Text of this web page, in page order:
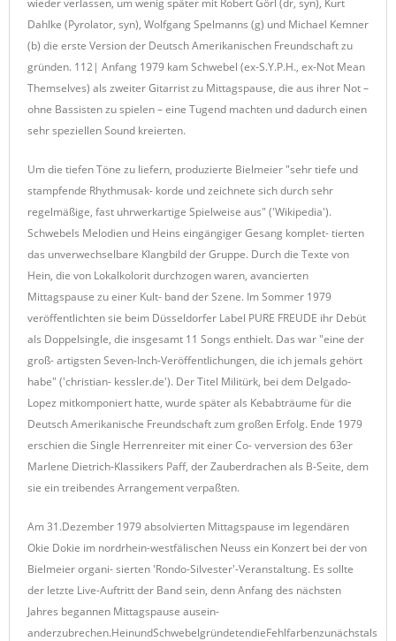
wieder verlassen, um wenig später mit Robert Görl (dr, syn), Kurt
Dahlke (Pyrolator, syn), Wolfgang Spelmanns (g) und Michael Kemner
(b) die erste Version der Deutsch Amerikanischen Freundschaft zu
gründen. 112| Anfang 1979 kam Schwebel (ex-S.Y.P.H., ex-Not Mean
Themselves) als zweiter Gitarrist zu Mittagspause, die aus ihrer Not –
ohne Bassisten zu spielen – eine Tugend machten und dadurch einen
sehr speziellen Sound kreierten.
Um die tiefen Töne zu liefern, produzierte Bielmeier "sehr tiefe und
stampfende Rhythmusak- korde und zeichnete sich durch sehr
regelmäßige, fast uhrwerkartige Spielweise aus" ('Wikipedia').
Schwebels Melodien und Heins eingängiger Gesang komplet- tierten
das unverwechselbare Klangbild der Gruppe. Durch die Texte von
Hein, die von Lokalkolorit durchzogen waren, avancierten
Mittagspause zu einer Kult- band der Szene. Im Sommer 1979
veröffentlichten sie beim Düsseldorfer Label PURE FREUDE ihr Debüt
als Doppelsingle, die insgesamt 11 Songs enthielt. Das war "eine der
groß- artigsten Seven-Inch-Veröffentlichungen, die ich jemals gehört
habe" ('christian- kessler.de'). Der Titel Militürk, bei dem Delgado-
Lopez mitkomponiert hatte, wurde später als Kebabträume für die
Deutsch Amerikanische Freundschaft zum großen Erfolg. Ende 1979
erschien die Single Herrenreiter mit einer Co- verversion des 63er
Marlene Dietrich-Klassikers Paff, der Zauberdrachen als B-Seite, dem
sie ein treibendes Arrangement verpaßten.
Am 31.Dezember 1979 absolvierten Mittagspause im legendären
Okie Dokie im nordrhein-westfälischen Neuss ein Konzert bei der von
Bielmeier organi- sierten 'Rondo-Silvester'-Veranstaltung. Es sollte
der letzte Live-Auftritt der Band sein, denn Anfang des nächsten
Jahres begannen Mittagspause ausein-
anderzubrechen.HeinundSchwebelgründetendieFehlfarbenzunächstals